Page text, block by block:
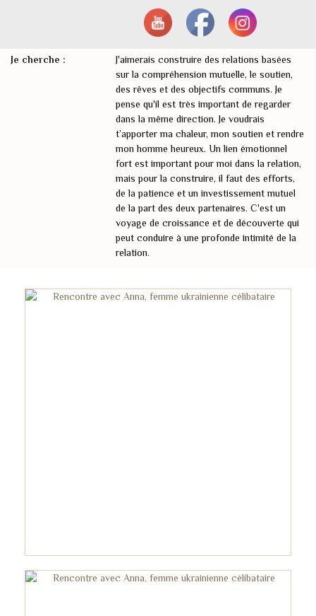
Je cherche :
J'aimerais construire des relations basées
sur la compréhension mutuelle, le soutien,
des rêves et des objectifs communs. Je
pense qu'il est très important de regarder
dans la même direction. Je voudrais
t’apporter ma chaleur, mon soutien et rendre
mon homme heureux. Un lien émotionnel
fort est important pour moi dans la relation,
mais pour la construire, il faut des efforts,
de la patience et un investissement mutuel
de la part des deux partenaires. C'est un
voyage de croissance et de découverte qui
peut conduire à une profonde intimité de la
relation.